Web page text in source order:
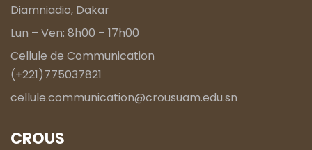
Diamniadio, Dakar
Lun – Ven: 8h00 – 17h00
Cellule de Communication
(+221)775037821
cellule.communication@crousuam.edu.sn
CROUS